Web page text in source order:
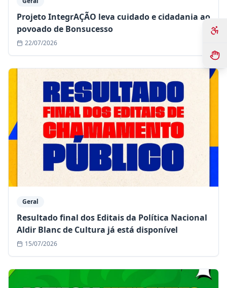
Projeto IntegrAÇÃO leva cuidado e cidadania ao
povoado de Bonsucesso
22/07/2026
Geral
Resultado final dos Editais da Política Nacional
Aldir Blanc de Cultura já está disponível
15/07/2026